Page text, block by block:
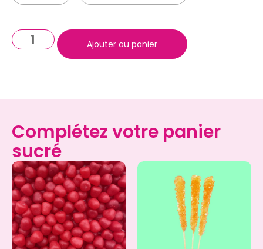
Ajouter au panier
Complétez votre panier
sucré